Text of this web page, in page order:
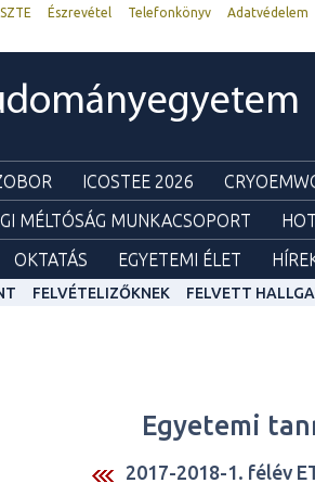
Észrevétel Telefonkönyv
Adatvédelem
ICOSTEE 2026
MÉLTÓSÁG MUNKACSOPORT
OKTATÁS EGYETEMI ÉLET
FELVÉTELIZŐKNEK FELVETT
Egyetemi
2017-2018-1. félév